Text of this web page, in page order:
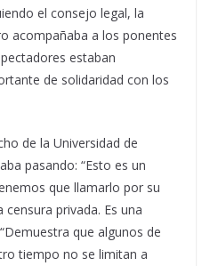
el consejo legal, la
acompañaba a los ponentes
estaban
de solidaridad con los
de la Universidad de
pasando: “Esto es un
que llamarlo por su
privada. Es una
que algunos de
tiempo no se limitan a